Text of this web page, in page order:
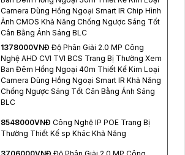
Camera Dùng Hồng Ngoại Smart IR Chip Hình
Ảnh CMOS Khả Năng Chống Ngược Sáng Tốt
Cân Bằng Ánh Sáng BLC
1378000VNÐ Độ Phân Giải 2.0 MP Công
Nghệ AHD CVI TVI BCS Trang Bị Thường Xem
Ban Đêm Hồng Ngoại 40m Thiết Kế Kim Loại
Camera Dùng Hồng Ngoại Smart IR Khả Năng
Chống Ngược Sáng Tốt Cân Bằng Ánh Sáng
BLC
8548000VNÐ Công Nghệ IP POE Trang Bị
Thường Thiết Kế sp Khác Khả Năng